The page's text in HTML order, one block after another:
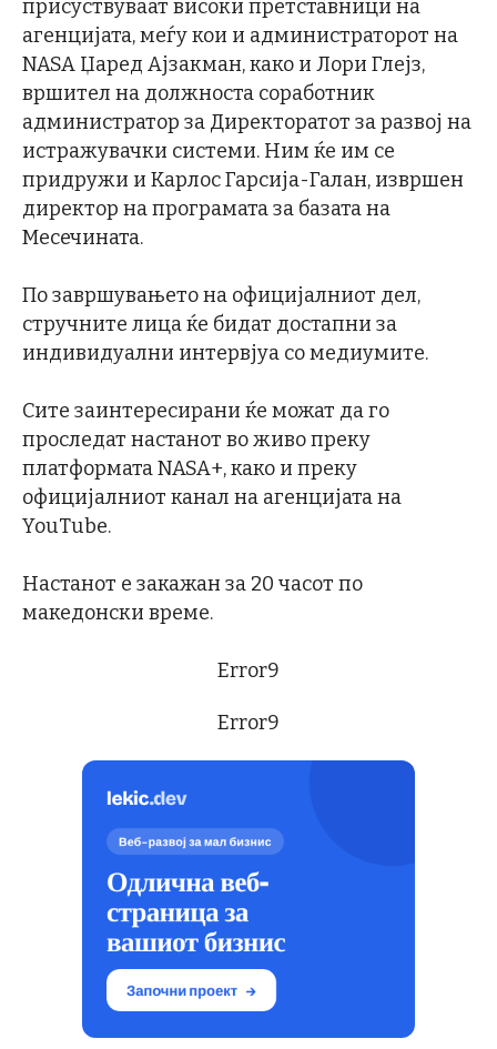
присуствуваат високи претставници на
агенцијата, меѓу кои и администраторот на
NASA Џаред Ајзакман, како и Лори Глејз,
вршител на должноста соработник
администратор за Директоратот за развој на
истражувачки системи. Ним ќе им се
придружи и Карлос Гарсија-Галан, извршен
директор на програмата за базата на
Месечината.
По завршувањето на официјалниот дел,
стручните лица ќе бидат достапни за
индивидуални интервјуа со медиумите.
Сите заинтересирани ќе можат да го
проследат настанот во живо преку
платформата NASA+, како и преку
официјалниот канал на агенцијата на
YouTube.
Настанот е закажан за 20 часот по
македонски време.
Error9
Error9